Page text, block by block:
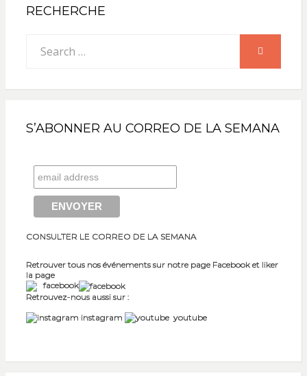
RECHERCHE
for:
SEARCH
S’ABONNER AU CORREO DE LA SEMANA
CONSULTER LE CORREO DE LA SEMANA
Retrouver tous nos événements sur notre page Facebook et liker
la page
facebook
Retrouvez-nous aussi sur :
instagram
youtube